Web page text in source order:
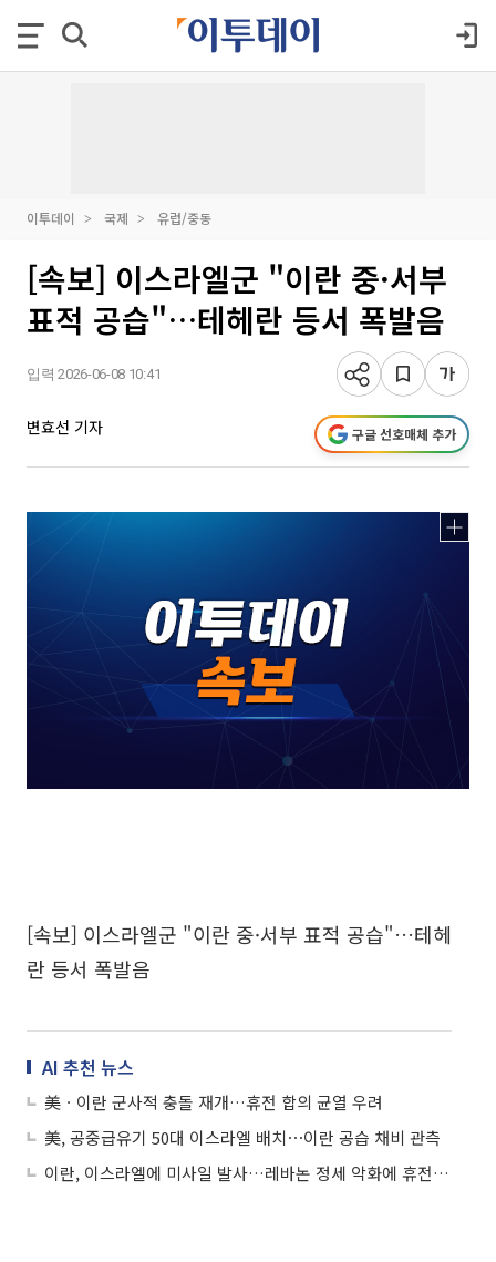
이투데이 국제 유럽/중동
[속보] 이스라엘군 "이란 중·서부
표적 공습"…테헤란 등서 폭발음
입력 2026-06-08 10:41
변효선 기자 구글 선호매체 추가
[속보] 이스라엘군 "이란 중·서부 표적 공습"…테헤
란 등서 폭발음
AI 추천 뉴스
美ㆍ이란 군사적 충돌 재개…휴전 합의 균열 우려
美, 공중급유기 50대 이스라엘 배치⋯이란 공습 채비 관측
이란, 이스라엘에 미사일 발사…레바논 정세 악화에 휴전 먹구름